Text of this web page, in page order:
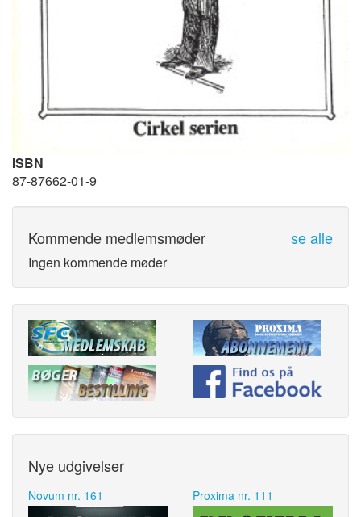
ISBN
87-87662-01-9
Kommende medlemsmøder se alle
Ingen kommende møder
Nye udgivelser
Novum nr. 161 Proxima nr. 111